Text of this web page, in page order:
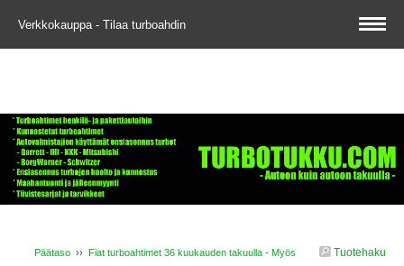
Verkkokauppa - Tilaa turboahdin
Tuotehaku
Päätaso ›› Fiat turboahtimet 36 kuukauden takuulla - Myös